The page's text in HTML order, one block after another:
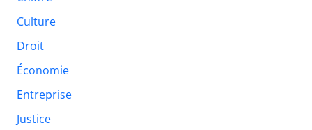
Culture
Droit
Économie
Entreprise
Justice